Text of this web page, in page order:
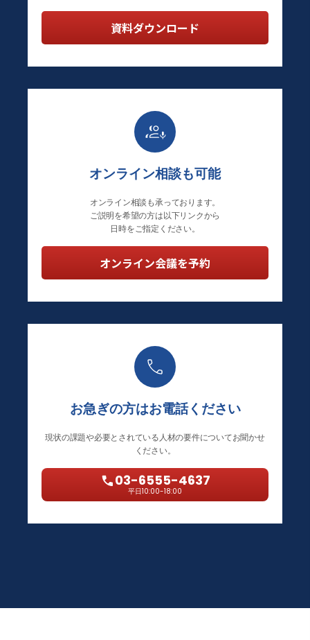
資料ダウンロード
オンライン相談も可能
オンライン相談も承っております。
ご説明を希望の方は以下リンクから
日時をご指定ください。
オンライン会議を予約
お急ぎの方はお電話ください
現状の課題や必要とされている人材の要件についてお聞かせ
ください。
03-6555-4637
平日10:00-18:00